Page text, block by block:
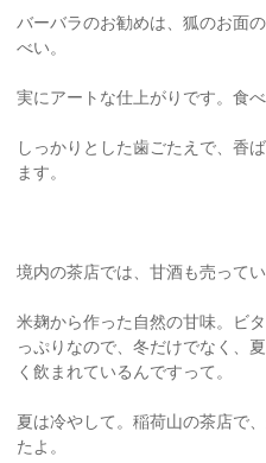
バーバラのお勧めは、狐のお面
べい。
実にアートな仕上がりです。食
しっかりとした歯ごたえで、香
ます。
境内の茶店では、甘酒も売ってい
米麹から作った自然の甘味。ビ
っぷりなので、冬だけでなく、
く飲まれているんですって。
夏は冷やして。稲荷山の茶店で
たよ。